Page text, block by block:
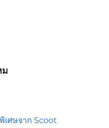
ม
เศษจาก Scoot